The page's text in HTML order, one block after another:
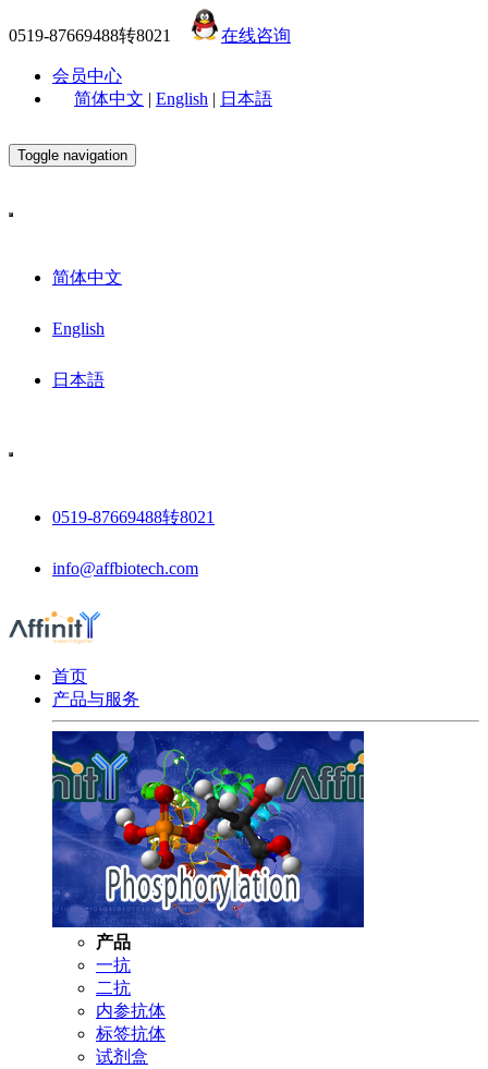
0519-87669488转8021 在线咨询
会员中心
简体中文 | English | 日本語
Toggle navigation
简体中文
English
日本語
0519-87669488转8021
info@affbiotech.com
首页
产品与服务
产品
一抗
二抗
内参抗体
标签抗体
试剂盒